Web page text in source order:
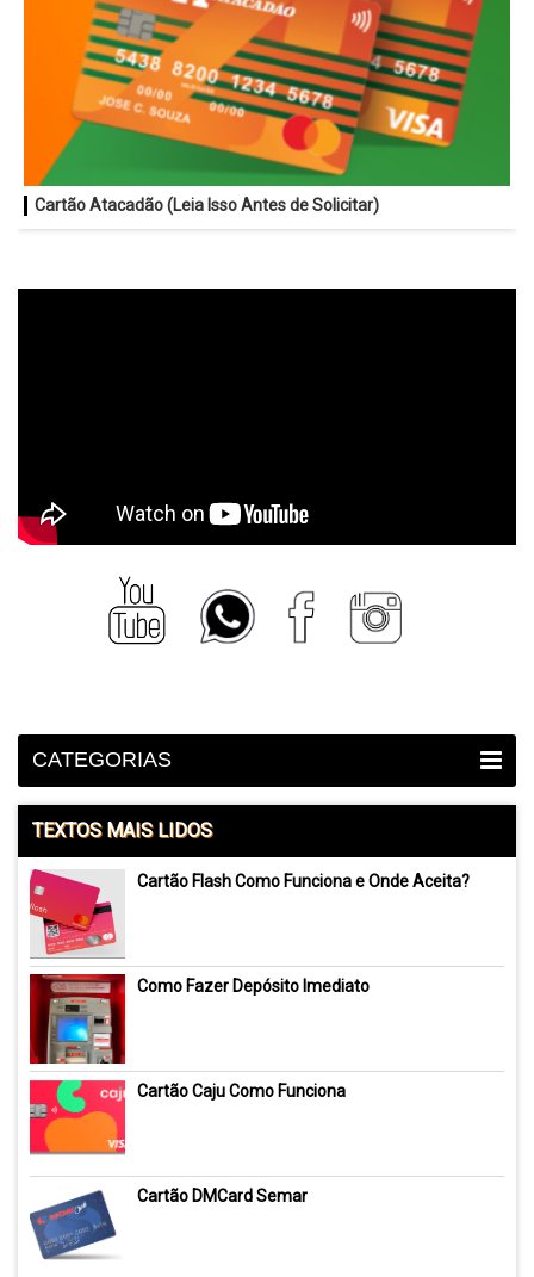
Cartão Atacadão (Leia Isso Antes de Solicitar)
CATEGORIAS
TEXTOS MAIS LIDOS
Cartão Flash Como Funciona e Onde Aceita?
Como Fazer Depósito Imediato
Cartão Caju Como Funciona
Cartão DMCard Semar